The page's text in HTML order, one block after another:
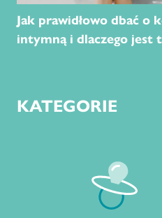
Jak prawidłowo dbać o
intymną i dlaczego jest
KATEGORIE